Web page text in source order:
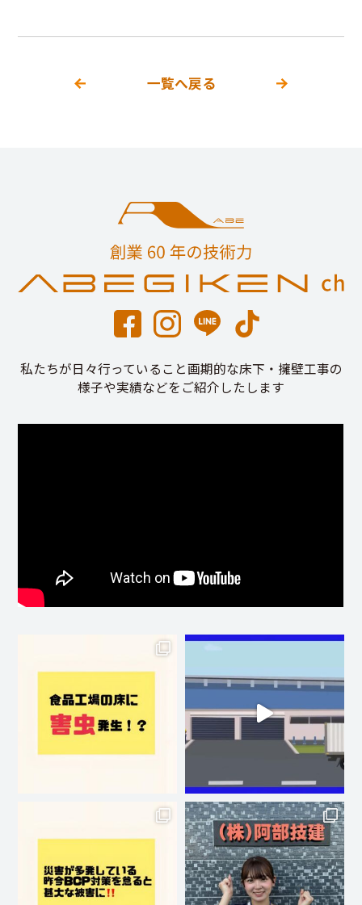
一覧へ戻る
私たちが日々行っていること画期的な床下・擁壁工事の
様子や実績などをご紹介したします